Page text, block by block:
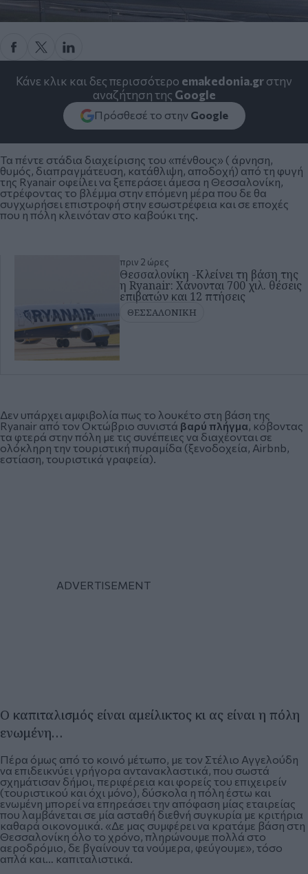
Κάνε κλικ και δες περισσότερο emakedonia.grστην
αναζήτηση της Google
Πρόσθεσέ το στην Google
Τα πέντε στάδια διαχείρισης του «πένθους» ( άρνηση,
θυμός, διαπραγμάτευση, κατάθλιψη, αποδοχή) από τη φυγή
της Ryanair οφείλει να ξεπεράσει άμεσα η Θεσσαλονίκη,
στρέφοντας το βλέμμα στην επόμενη μέρα που δε θα
συγχωρήσει επιστροφή στην εσωστρέφεια και σε εποχές
που η πόλη κλεινόταν στο καβούκι της.
πριν 2 ώρες
Θεσσαλονίκη -Κλείνει τη βάση της
η Ryanair: Χάνονται 700 χιλ. θέσεις
επιβατών και 12 πτήσεις
ΘΕΣΣΑΛΟΝΙΚΗ
Δεν υπάρχει αμφιβολία πως το λουκέτο στη βάση της
Ryanair από τον Οκτώβριο συνιστά βαρύ πλήγμα, κόβοντας
τα φτερά στην πόλη με τις συνέπειες να διαχέονται σε
ολόκληρη την τουριστική πυραμίδα (ξενοδοχεία, Airbnb,
εστίαση, τουριστικά γραφεία).
Ο καπιταλισμός είναι αμείλικτος κι ας είναι η πόλη
ενωμένη…
Πέρα όμως από το κοινό μέτωπο, με τον Στέλιο Αγγελούδη
να επιδεικνύει γρήγορα αντανακλαστικά, που σωστά
σχημάτισαν δήμοι, περιφέρεια και φορείς του επιχειρείν
(τουριστικού και όχι μόνο), δύσκολα η πόλη έστω και
ενωμένη μπορεί να επηρεάσει την απόφαση μίας εταιρείας
που λαμβάνεται σε μία ασταθή διεθνή συγκυρία με κριτήρια
καθαρά οικονομικά. «Δε μας συμφέρει να κρατάμε βάση στη
Θεσσαλονίκη όλο το χρόνο, πληρώνουμε πολλά στο
αεροδρόμιο, δε βγαίνουν τα νούμερα, φεύγουμε», τόσο
απλά και… καπιταλιστικά.